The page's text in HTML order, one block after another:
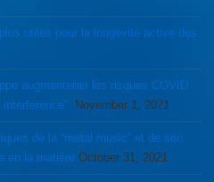
utiles pour la longévité active des
augmenterait les risques COVID
November 1, 2021
de la “metal music” et de son
en la matière October 31, 2021